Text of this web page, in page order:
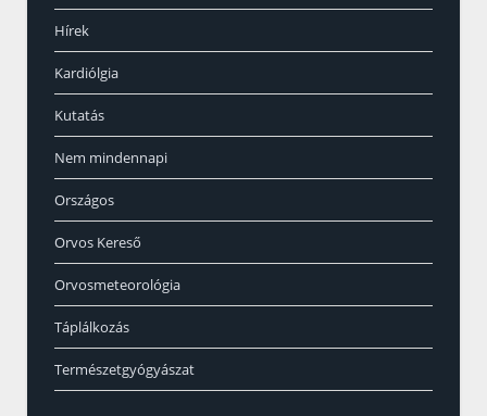
Hírek
Kardiólgia
Kutatás
Nem mindennapi
Országos
Orvos Kereső
Orvosmeteorológia
Táplálkozás
Természetgyógyászat